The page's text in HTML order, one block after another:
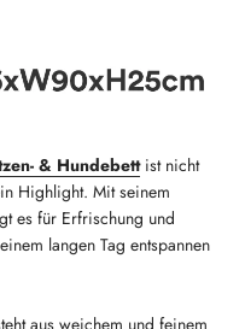
& Hundebettist nicht
Highlight. Mit seinem
es für Erfrischung und
langen Tag entspannen